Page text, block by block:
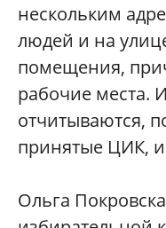
нескольким
людей и на
помещения,
рабочие места.
отчитываются,
принятые ЦИК,
Ольга